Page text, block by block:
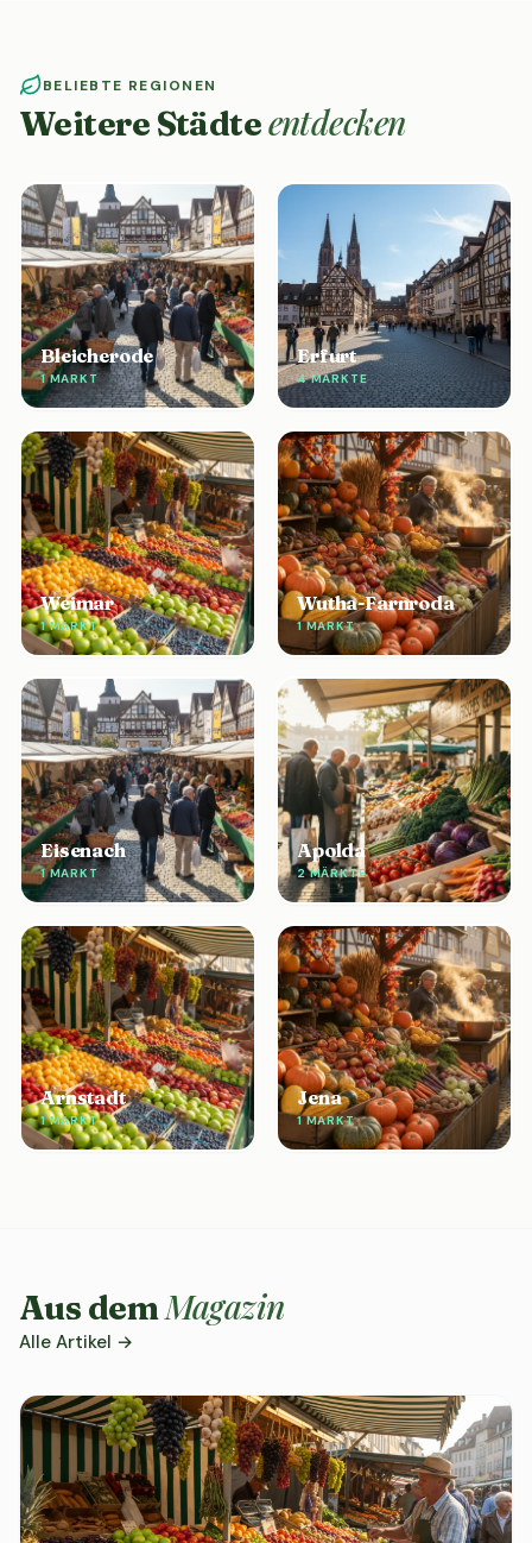
BELIEBTE REGIONEN
Weitere Städteentdecken
Bleicherode
1 MARKT
Erfurt
4 MÄRKTE
Weimar
1 MARKT
Wutha-Farnroda
1 MARKT
Eisenach
1 MARKT
Apolda
2 MÄRKTE
Arnstadt
1 MARKT
Jena
1 MARKT
Aus demMagazin
Alle Artikel →